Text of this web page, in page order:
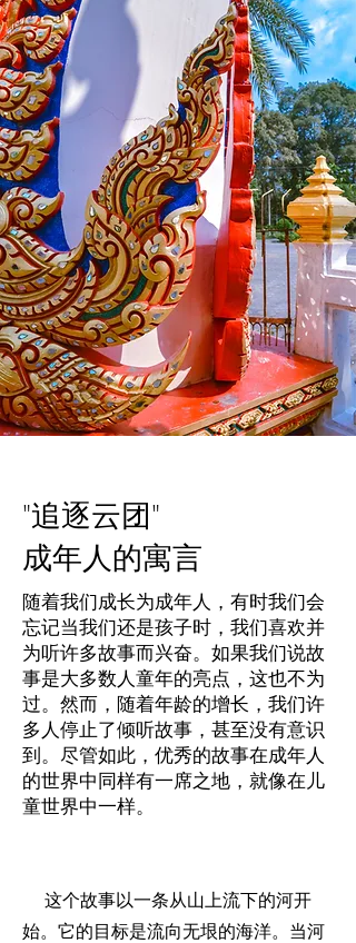
"追逐云团"
成年人的寓言
随着我们成长为成年人，有时我们会
忘记当我们还是孩子时，我们喜欢并
为听许多故事而兴奋。如果我们说故
事是大多数人童年的亮点，这也不为
过。然而，随着年龄的增长，我们许
多人停止了倾听故事，甚至没有意识
到。尽管如此，优秀的故事在成年人
的世界中同样有一席之地，就像在儿
童世界中一样。
这个故事以一条从山上流下的河开
始。它的目标是流向无垠的海洋。当河